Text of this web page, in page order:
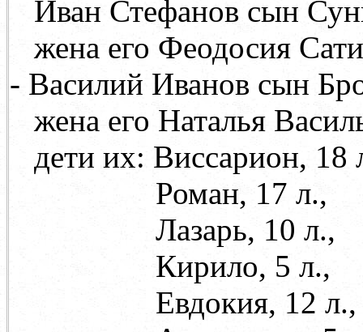
Иван Стефанов сын
жена его Феодосия
- Василий Иванов сын
жена его Наталья
дети их: Виссарион, 18
Роман, 17 л.,
Лазарь, 10 л.,
Кирило, 5 л.,
Евдокия, 12 л.,